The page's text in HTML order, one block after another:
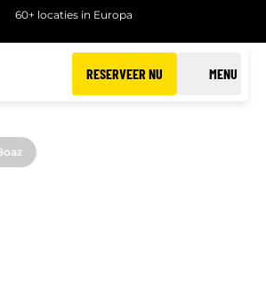
60+ locaties in Europa
RESERVEER NU MENU